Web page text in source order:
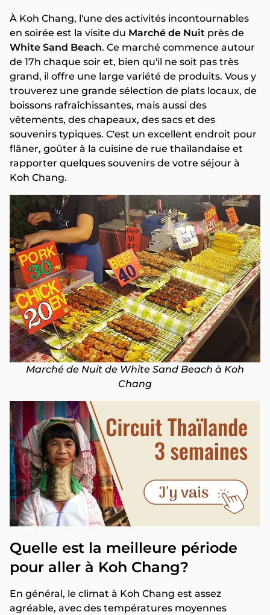
À Koh Chang, l'une des activités incontournables
en soirée est la visite du Marché de Nuit près de
White Sand Beach. Ce marché commence autour
de 17h chaque soir et, bien qu'il ne soit pas très
grand, il offre une large variété de produits. Vous y
trouverez une grande sélection de plats locaux, de
boissons rafraîchissantes, mais aussi des
vêtements, des chapeaux, des sacs et des
souvenirs typiques. C'est un excellent endroit pour
flâner, goûter à la cuisine de rue thaïlandaise et
rapporter quelques souvenirs de votre séjour à
Koh Chang.
Marché de Nuit de White Sand Beach à Koh
Chang
Quelle est la meilleure période
pour aller à Koh Chang?
En général, le climat à Koh Chang est assez
agréable, avec des températures moyennes